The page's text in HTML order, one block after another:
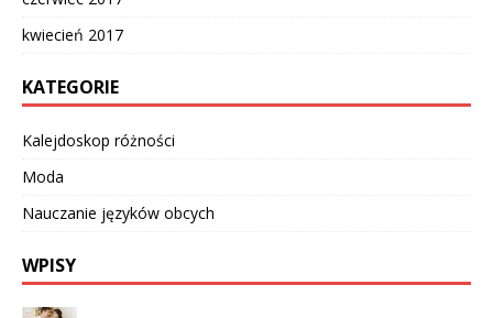
kwiecień 2017
KATEGORIE
Kalejdoskop różności
Moda
Nauczanie języków obcych
WPISY